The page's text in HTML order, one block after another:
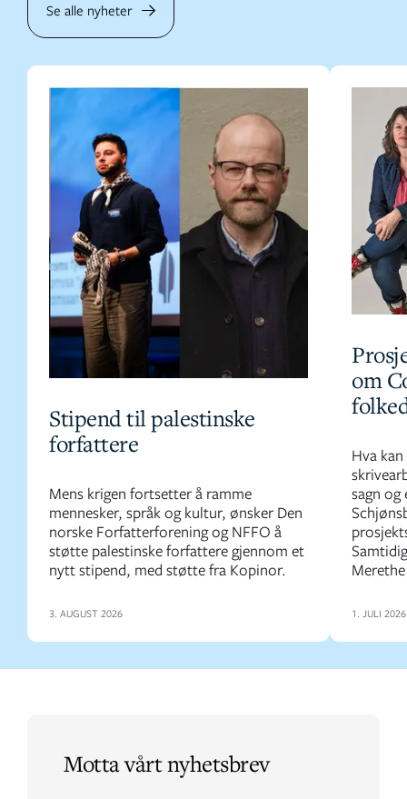
Se alle nyheter
Stipend til palestinske
forfattere
Mens krigen fortsetter å ramme
mennesker, språk og kultur, ønsker Den
norske Forfatterforening og NFFO å
støtte palestinske forfattere gjennom et
nytt stipend, med støtte fra Kopinor.
3. AUGUST 2026
om
Hva
sagn og
1. JULI 2026
Motta vårt nyhetsbrev